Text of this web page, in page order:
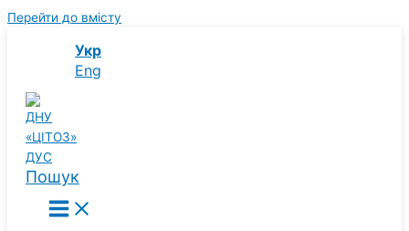
Перейти до вмісту
Укр
Eng
Пошук